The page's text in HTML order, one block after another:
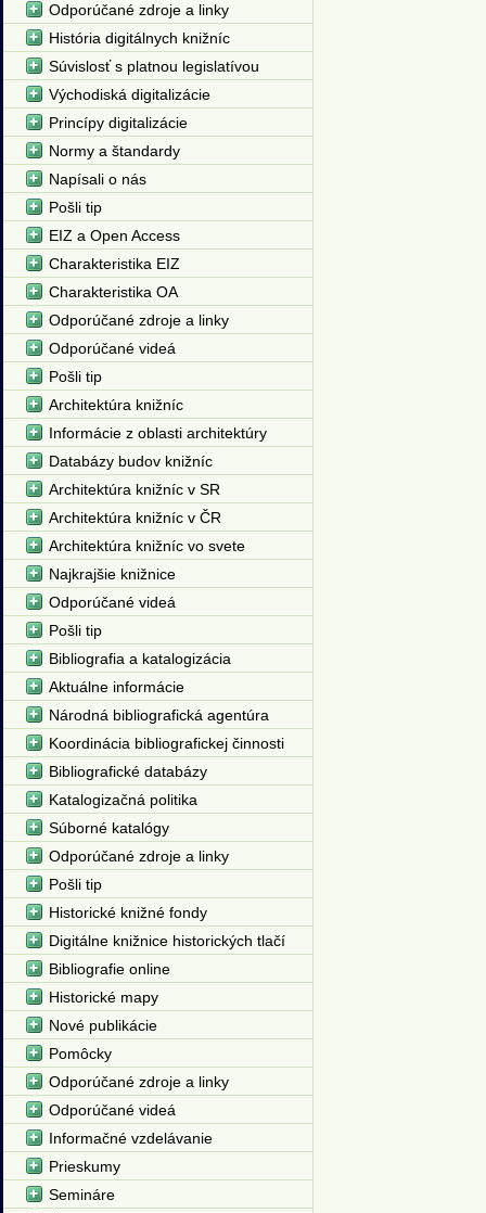
Odporúčané zdroje a linky
História digitálnych knižníc
Súvislosť s platnou legislatívou
Východiská digitalizácie
Princípy digitalizácie
Normy a štandardy
Napísali o nás
Pošli tip
EIZ a Open Access
Charakteristika EIZ
Charakteristika OA
Odporúčané zdroje a linky
Odporúčané videá
Pošli tip
Architektúra knižníc
Informácie z oblasti architektúry
Databázy budov knižníc
Architektúra knižníc v SR
Architektúra knižníc v ČR
Architektúra knižníc vo svete
Najkrajšie knižnice
Odporúčané videá
Pošli tip
Bibliografia a katalogizácia
Aktuálne informácie
Národná bibliografická agentúra
Koordinácia bibliografickej činnosti
Bibliografické databázy
Katalogizačná politika
Súborné katalógy
Odporúčané zdroje a linky
Pošli tip
Historické knižné fondy
Digitálne knižnice historických tlačí
Bibliografie online
Historické mapy
Nové publikácie
Pomôcky
Odporúčané zdroje a linky
Odporúčané videá
Informačné vzdelávanie
Prieskumy
Semináre